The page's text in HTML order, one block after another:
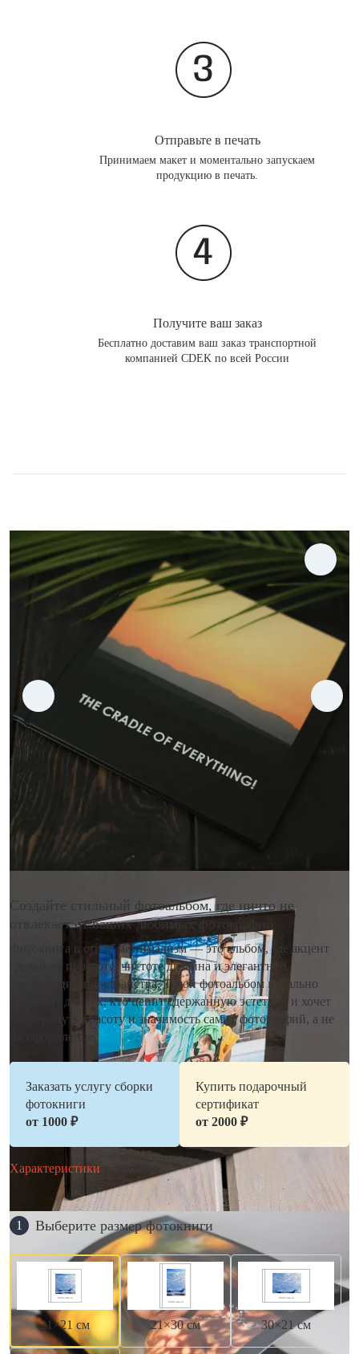
Отправьте в печать
Принимаем макет и моментально запускаем
продукцию в печать.
Получите ваш заказ
Бесплатно доставим ваш заказ транспортной
компанией CDEK по всей России
Создайте стильный фотоальбом, где ничто не
отвлекает от ваших любимых фотографий
Фотокнига в стиле минимализм — это альбом, где акцент
сделан на простоте, чистоте дизайна и элегантной
организации пространства. Такой фотоальбом идеально
подходит для тех, кто ценит сдержанную эстетику и хочет
подчеркнуть красоту и значимость самих фотографий, а не
их оформление.
Заказать услугу сборки
фотокниги
от 1000 ₽
Купить подарочный
сертификат
от 2000 ₽
Характеристики
1 Выберите размер фотокниги
21×21 см 21×30 см 30×21 см